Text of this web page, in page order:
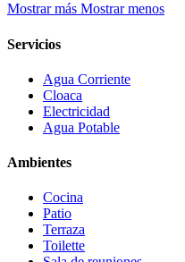
Mostrar más Mostrar menos
Servicios
Agua Corriente
Cloaca
Electricidad
Agua Potable
Ambientes
Cocina
Patio
Terraza
Toilette